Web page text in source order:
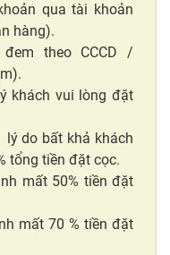
qua tài khoản
hàng).
theo CCCD /
khách vui lòng đặt
lý do bất khả khách
tổng tiền đặt cọc.
mất 50% tiền đặt
mất 70 % tiền đặt